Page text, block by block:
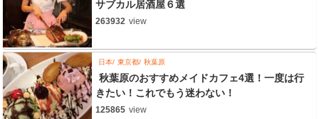
サブカル居酒屋６選
263932 view
日本 東京都 秋葉原
秋葉原のおすすめメイドカフェ4選！一度は行
きたい！これでもう迷わない！
125865 view